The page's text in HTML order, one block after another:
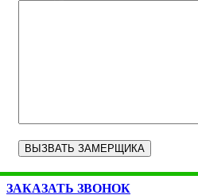
ЗАКАЗАТЬ ЗВОНОК